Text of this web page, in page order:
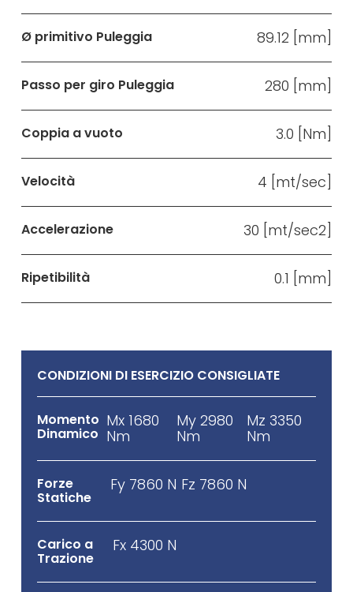
Ø primitivo Puleggia 89.12 [mm]
Passo per giro Puleggia 280 [mm]
Coppia a vuoto 3.0 [Nm]
Velocità 4 [mt/sec]
Accelerazione 30 [mt/sec2]
Ripetibilità 0.1 [mm]
CONDIZIONI DI ESERCIZIO CONSIGLIATE
Momento
Dinamico
Mx 1680
Nm
My 2980
Nm
Mz 3350
Nm
Forze
Statiche
Fy 7860 N Fz 7860 N
Carico a
Trazione
Fx 4300 N